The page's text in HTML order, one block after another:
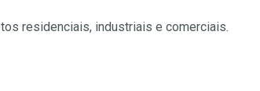
residenciais, industriais e comerciais.